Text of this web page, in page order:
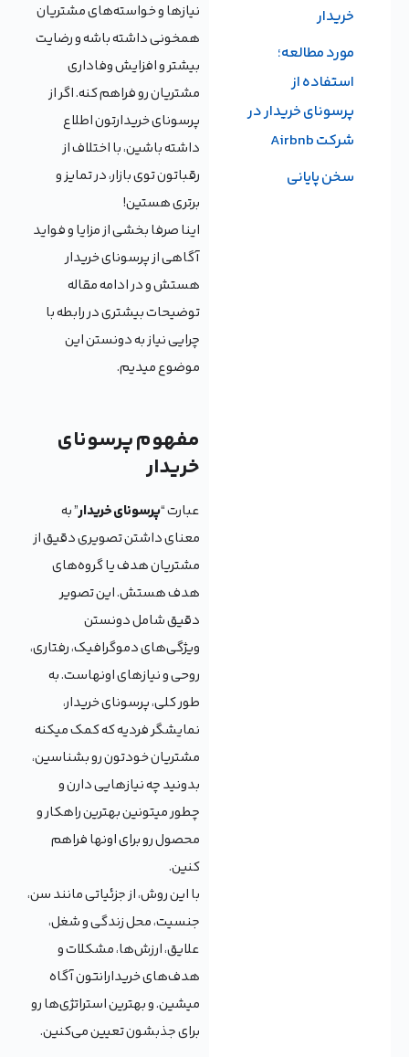
نیازها و خواسته‌های مشتریان
همخونی داشته باشه و رضایت
بیشتر و افزایش وفاداری
مشتریان رو فراهم کنه. اگر از
پرسونای خریدارتون اطلاع
داشته باشین، با اختلاف از
رقباتون توی بازار، در تمایز و
برتری هستین!
اینا صرفا بخشی از مزایا و فواید
آگاهی از پرسونای خریدار
هستش و در ادامه مقاله
توضیحات بیشتری در رابطه با
چرایی نیاز به دونستن این
موضوع میدیم.
مفهوم پرسونای
خریدار
عبارت “پرسونای خریدار” به
معنای داشتن تصویری دقیق از
مشتریان هدف یا گروه‌های
هدف هستش. این تصویر
دقیق شامل دونستن
ویژگی‌های دموگرافیک، رفتاری،
روحی و نیازهای اونهاست. به
طور کلی، پرسونای خریدار،
نمایشگر فردیه که کمک میکنه
مشتریان خودتون رو بشناسین،
بدونید چه نیازهایی دارن و
چطور میتونین بهترین راهکار و
محصول رو برای اونها فراهم
کنین.
با این روش، از جزئیاتی مانند سن،
جنسیت، محل زندگی و شغل،
علایق، ارزش‌ها، مشکلات و
هدف‌های خریدارانتون آگاه
میشین. و بهترین استراتژی‌ها رو
برای جذبشون تعیین می‌کنین.
خریدار
مورد مطالعه؛
استفاده از
پرسونای خریدار در
شرکت Airbnb
سخن پایانی